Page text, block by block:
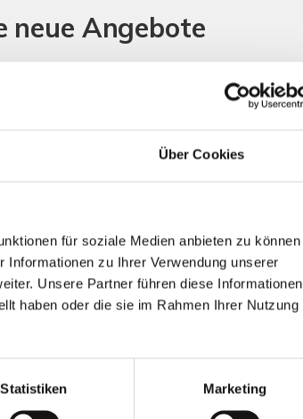
Über Cookies
für soziale Medien anbieten zu können
zu Ihrer Verwendung unserer
Unsere Partner führen diese Informationen
haben oder die sie im Rahmen Ihrer Nutzung
Statistiken Marketing
neue Angebote